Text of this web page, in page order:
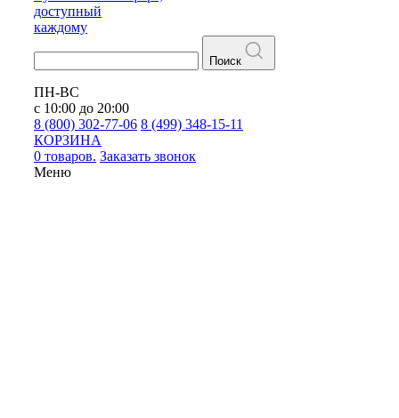
доступный
каждому
Поиск
ПН-ВС
с 10:00 до 20:00
8 (800) 302-77-06 8 (499) 348-15-11
КОРЗИНА
0 товаров. Заказать звонок
Меню